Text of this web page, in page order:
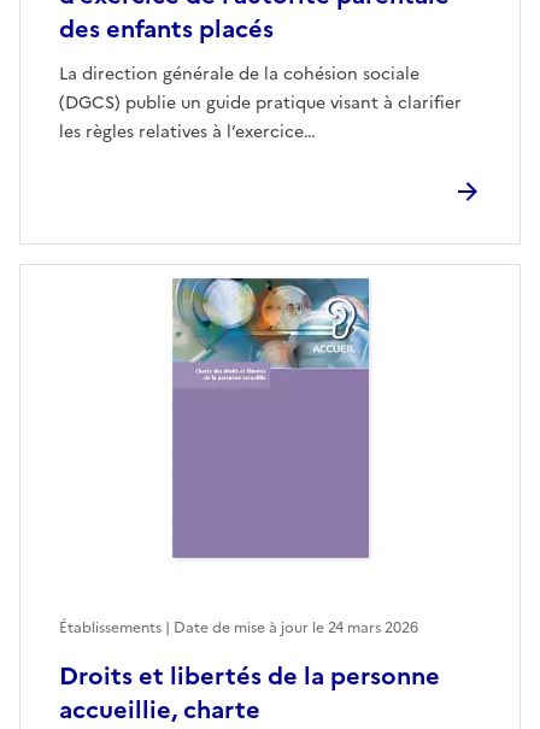
des enfants placés
La direction générale de la cohésion sociale
(DGCS) publie un guide pratique visant à clarifier
les règles relatives à l’exercice…
Droits et libertés de la personne
accueillie, charte
Établissements | Date de mise à jour le24 mars 2026